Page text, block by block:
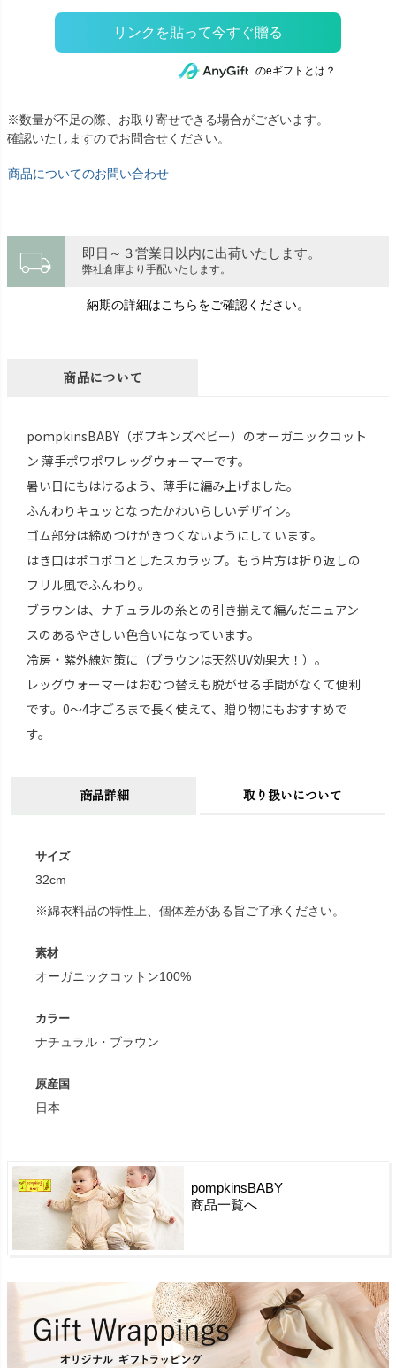
のeギフトとは？
※数量が不足の際、お取り寄せできる場合がございます。
確認いたしますのでお問合せください。
商品についてのお問い合わせ
local_shipping 即日～３営業日以内に出荷いたします。
弊社倉庫より手配いたします。
納期の詳細はこちらをご確認ください。
商品について
pompkinsBABY（ポプキンズベビー）のオーガニックコット
ン 薄手ポワポワレッグウォーマーです。
暑い日にもはけるよう、薄手に編み上げました。
ふんわりキュッとなったかわいらしいデザイン。
ゴム部分は締めつけがきつくないようにしています。
はき口はポコポコとしたスカラップ。もう片方は折り返しの
フリル風でふんわり。
ブラウンは、ナチュラルの糸との引き揃えて編んだニュアン
スのあるやさしい色合いになっています。
冷房・紫外線対策に（ブラウンは天然UV効果大！）。
レッグウォーマーはおむつ替えも脱がせる手間がなくて便利
です。0～4才ごろまで長く使えて、贈り物にもおすすめで
す。
商品詳細 取り扱いについて
サイズ
32cm
※綿衣料品の特性上、個体差がある旨ご了承ください。
素材
オーガニックコットン100%
カラー
ナチュラル・ブラウン
原産国
日本
pompkinsBABY
商品一覧へ